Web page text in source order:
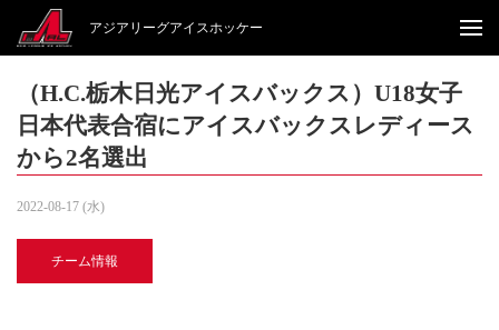
アジアリーグアイスホッケー
（H.C.栃木日光アイスバックス）U18女子
日本代表合宿にアイスバックスレディース
から2名選出
2022-08-17 (水)
チーム情報